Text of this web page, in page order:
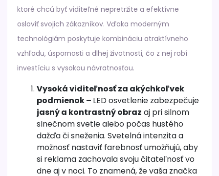
ktoré chcú byť viditeľné nepretržite a efektívne
osloviť svojich zákazníkov. Vďaka moderným
technológiám poskytuje kombináciu atraktívneho
vzhľadu, úspornosti a dlhej životnosti, čo z nej robí
investíciu s vysokou návratnosťou.
Vysoká viditeľnosť za akýchkoľvek
podmienok – LED osvetlenie zabezpečuje
jasný a kontrastný obraz aj pri silnom
slnečnom svetle alebo počas hustého
dažďa či sneženia. Svetelná intenzita a
možnosť nastaviť farebnosť umožňujú, aby
si reklama zachovala svoju čitateľnosť vo
dne aj v noci. To znamená, že vaša značka